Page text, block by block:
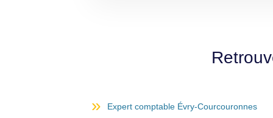
Expert comptable Évry-Courcouronnes